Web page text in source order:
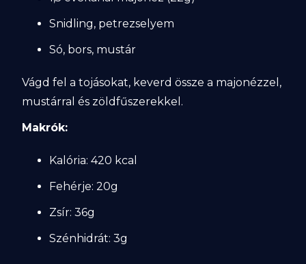
Snidling, petrezselyem
Só, bors, mustár
Vágd fel a tojásokat, keverd össze a majonézzel,
mustárral és zöldfűszerekkel.
Makrók:
Kalória: 420 kcal
Fehérje: 20g
Zsír: 36g
Szénhidrát: 3g